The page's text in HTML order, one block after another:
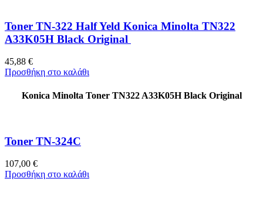
Toner TN-322 Half Yeld Konica Minolta TN322
A33K05H Black Original
45,88 €
Προσθήκη στο καλάθι
Konica Minolta Toner TN322 A33K05H Black Original
Toner TN-324C
107,00 €
Προσθήκη στο καλάθι